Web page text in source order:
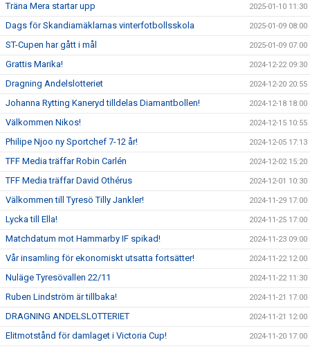
Träna Mera startar upp 2025-01-10 11:30
Dags för Skandiamäklarnas vinterfotbollsskola 2025-01-09 08:00
ST-Cupen har gått i mål 2025-01-09 07:00
Grattis Marika! 2024-12-22 09:30
Dragning Andelslotteriet 2024-12-20 20:55
Johanna Rytting Kaneryd tilldelas Diamantbollen! 2024-12-18 18:00
Välkommen Nikos! 2024-12-15 10:55
Philipe Njoo ny Sportchef 7-12 år! 2024-12-05 17:13
TFF Media träffar Robin Carlén 2024-12-02 15:20
TFF Media träffar David Othérus 2024-12-01 10:30
Välkommen till Tyresö Tilly Jankler! 2024-11-29 17:00
Lycka till Ella! 2024-11-25 17:00
Matchdatum mot Hammarby IF spikad! 2024-11-23 09:00
Vår insamling för ekonomiskt utsatta fortsätter! 2024-11-22 12:00
Nuläge Tyresövallen 22/11 2024-11-22 11:30
Ruben Lindström är tillbaka! 2024-11-21 17:00
DRAGNING ANDELSLOTTERIET 2024-11-21 12:00
Elitmotstånd för damlaget i Victoria Cup! 2024-11-20 17:00